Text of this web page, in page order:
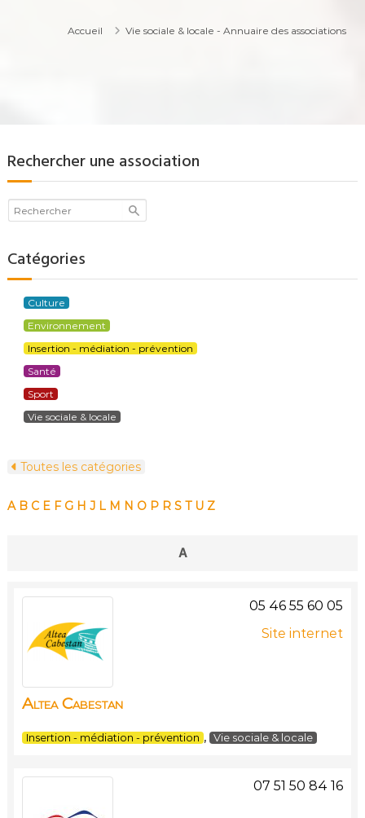
Accueil Vie sociale & locale - Annuaire des associations
Rechercher une association
Catégories
Culture
Environnement
Insertion - médiation - prévention
Santé
Sport
Vie sociale & locale
Toutes les catégories
A B C E F G H J L M N O P R S T U Z
A
Altea Cabestan
05 46 55 60 05
Site internet
Insertion - médiation - prévention , Vie sociale & locale
07 51 50 84 16